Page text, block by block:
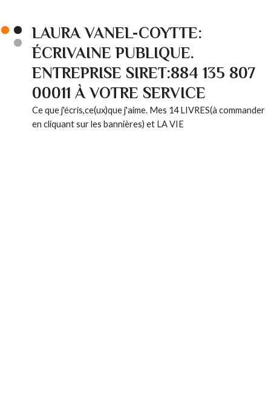
LAURA VANEL-COYTTE:
ÉCRIVAINE PUBLIQUE.
ENTREPRISE SIRET:884 135 807
00011 À VOTRE SERVICE
Ce que j'écris,ce(ux)que j'aime. Mes 14 LIVRES(à commander
en cliquant sur les bannières) et LA VIE